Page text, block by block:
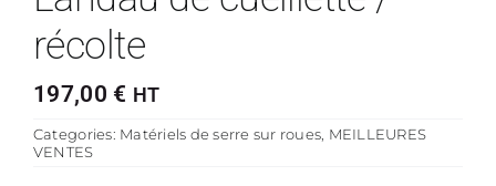
récolte
197,00 € HT
Categories: Matériels de serre sur roues, MEILLEURES
VENTES